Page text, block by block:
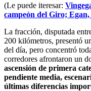
(Le puede iteresar:
campeón del Giro;
La fracción, disputada
200 kilómetros, presentó
del día, pero concentró
corredores afrontaron un
ascensión de primera
pendiente media,
últimas diferencias